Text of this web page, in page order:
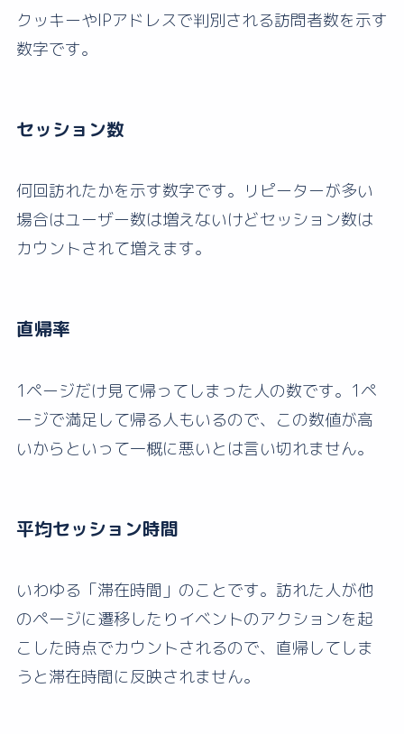
クッキーやIPアドレスで判別される訪問者数を示す
数字です。
セッション数
何回訪れたかを示す数字です。リピーターが多い
場合はユーザー数は増えないけどセッション数は
カウントされて増えます。
直帰率
1ページだけ見て帰ってしまった人の数です。1ペ
ージで満足して帰る人もいるので、この数値が高
いからといって一概に悪いとは言い切れません。
平均セッション時間
いわゆる「滞在時間」のことです。訪れた人が他
のページに遷移したりイベントのアクションを起
こした時点でカウントされるので、直帰してしま
うと滞在時間に反映されません。